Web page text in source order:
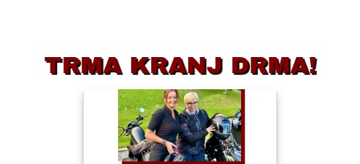
TRMA KRANJ DRMA!